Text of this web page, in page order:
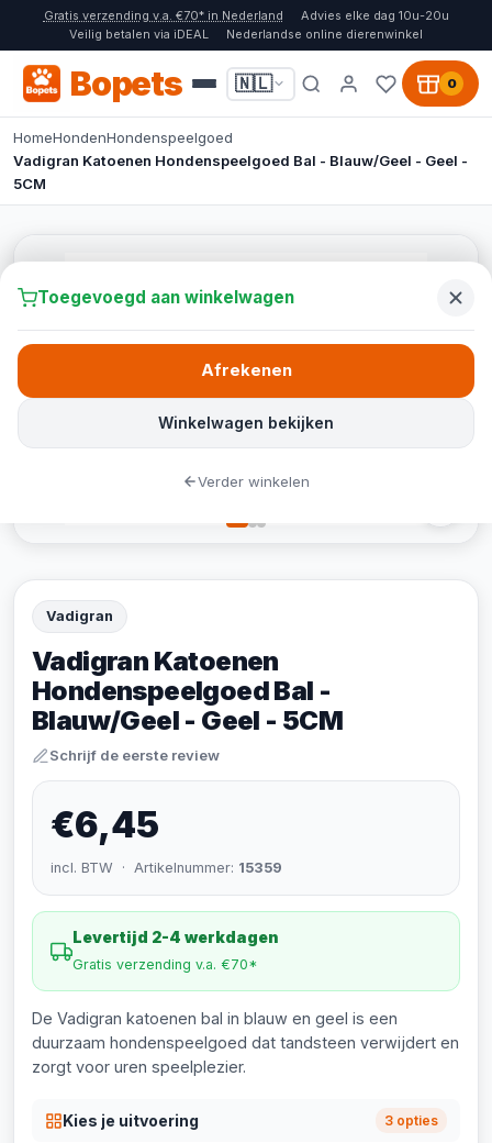
Gratis verzending v.a. €70* in Nederland
Advies elke dag 10u-20u
Veilig betalen via iDEAL
Nederlandse online dierenwinkel
Bopets 🇳🇱 0
HomeHondenHondenspeelgoed
Vadigran Katoenen Hondenspeelgoed Bal - Blauw/Geel - Geel -
5CM
Vadigran
Vadigran Katoenen
Hondenspeelgoed Bal -
Blauw/Geel - Geel - 5CM
Schrijf de eerste review
€6,45
incl. BTW · Artikelnummer: 15359
Levertijd 2-4 werkdagen
Gratis verzending v.a. €70*
De Vadigran katoenen bal in blauw en geel is een
duurzaam hondenspeelgoed dat tandsteen verwijdert en
zorgt voor uren speelplezier.
Kies je uitvoering 3 opties
Toegevoegd aan winkelwagen
Winkelwagen bekijken
Afrekenen
Verder winkelen